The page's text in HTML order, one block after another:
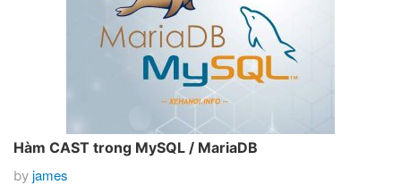
Hàm CAST trong MySQL / MariaDB
by james